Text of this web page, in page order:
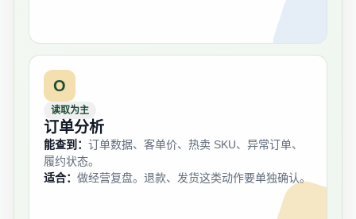
O
读取为主
订单分析
能查到： 订单数据、客单价、热卖 SKU、异常订单、
履约状态。
适合： 做经营复盘。退款、发货这类动作要单独确认。